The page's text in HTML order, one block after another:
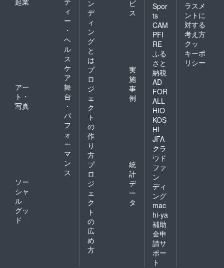
ィ
ー
・
ヘ
ル
ス
ケ
ア
アー
ト・
写真
舞
台
・
パ
フ
ォ
ー
マ
ン
ス
ソー
シャ
ル
グッ
ド
ン
デ
ィ
ン
グ
と
は
ビ
ス
プ
ロ
ジ
ェ
ク
ト
の
作
り
方
実
施
事
例
プ
ロ
ジ
ェ
ク
ト
の
広
め
方
統
計
デ
ー
タ
Spor
ts
CAM
PFI
RE
ふる
さと
納税
AD
FOR
ALL
HIO
KOS
HI
JFA
クラ
ウド
ファ
ン
ディ
ング
mac
hi-ya
補助
金申
請サ
ポー
ト
ラスメ
ントに
対する
考え方
クッ
キーポ
リシー